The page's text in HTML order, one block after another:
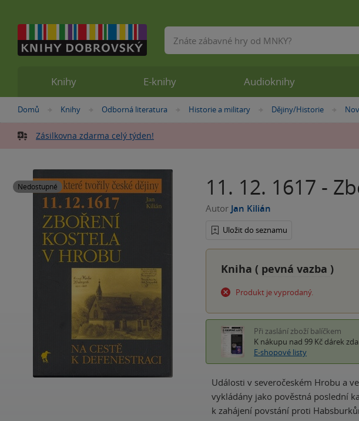
Nacházíte
zde:
Domů »
Knihy »
Odborná literatura »Historie a military »
Dějiny/Historie »
Zásilkovna zdarma celý týden!
Nedostupné 11. 12. 1617 -
Autor Jan Kilián
Uložit do seznamu
Kniha ( pevná vazba )
Produkt je vyprodaný.
Při zaslání zboží balíčkem
K nákupu nad 99 Kč dárek
E-shopové listy
Události v severočeském Hrobu a
vykládány jako pověstná poslední
k zahájení povstání proti
Knihy E-knihy Audioknihy
Vyhledávání